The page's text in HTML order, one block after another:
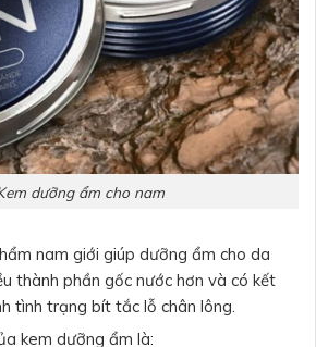
dưỡng ẩm cho nam
nam giới giúp dưỡng ẩm cho da
thành phần gốc nước hơn và có kết
tình trạng bít tắc lỗ chân lông.
kem dưỡng ẩm là: